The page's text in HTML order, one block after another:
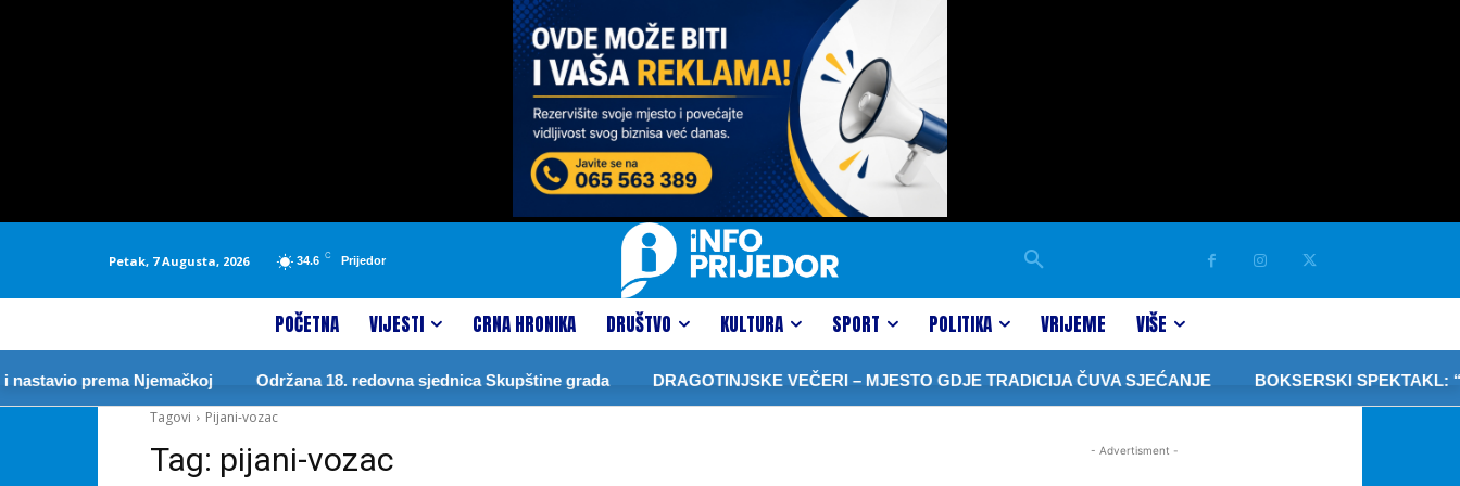
Petak, 7 Augusta, 2026 34.6 C Prijedor
POČETNA VIJESTI CRNA HRONIKA DRUŠTVO KULTURA SPORT POLITIKA VRIJEME VIŠE
prema Njemačkoj Održana 18. redovna sjednica Skupštine grada DRAGOTINJSKE VEČERI – MJESTO GDJE TRADICIJA ČUVA SJEĆANJE
BOKSERSKI SPEKTAKL:
Tagovi
Pijani-vozac
Tag: pijani-vozac - Advertisment -